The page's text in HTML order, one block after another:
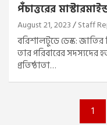
পঁচাত্তরের
August 21, 2023 Staff
বরিশালটুডে ডেস্ক:
তার পরিবারের সদস্যদের
প্রতিষ্ঠাতা…
1